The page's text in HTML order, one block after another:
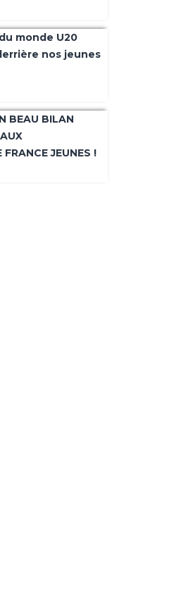
monde U20
nos jeunes
BEAU BILAN
JEUNES !